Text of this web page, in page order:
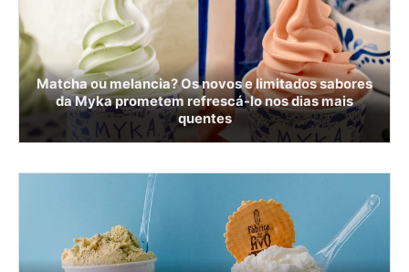
Matcha ou melancia? Os novos e limitados sabores
da Myka prometem refrescá-lo nos dias mais
quentes